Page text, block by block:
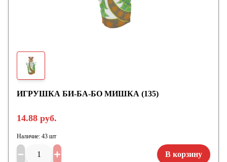
ИГРУШКА БИ-БА-БО МИШКА (135)
14.88 руб.
Наличие: 43 шт
В корзину